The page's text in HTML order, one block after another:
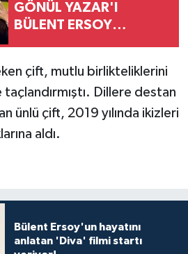
GÖNÜL YAZAR'I
BÜLENT ERSOY
çift, mutlu birlikteliklerini
taçlandırmıştı. Dillere destan
ünlü çift, 2019 yılında ikizleri
aldı.
Bülent Ersoy'un hayatını
anlatan 'Diva' filmi startı